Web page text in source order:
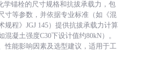
学锚栓的尺寸规格和抗拔承载力，包
寸等参数，并依据专业标准（如《混
规程》JGJ 145）提供抗拔承载力计算
混凝土强度C30下设计值约80kN）。
性能影响因素及选型建议，适用于工